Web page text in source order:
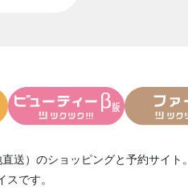
送） のショッピングと予約サイト。
です。